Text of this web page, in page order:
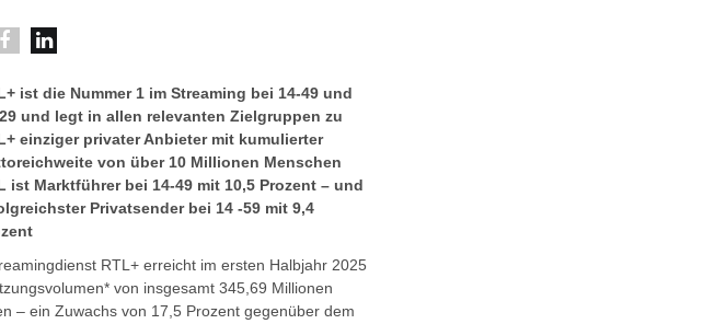
ist die Nummer 1 im Streaming bei 14-49 und
und legt in allen relevanten Zielgruppen zu
einziger privater Anbieter mit kumulierter
von über 10 Millionen Menschen
ist Marktführer bei 14-49 mit 10,5 Prozent – und
Privatsender bei 14 -59 mit 9,4
RTL+ erreicht im ersten Halbjahr 2025
von insgesamt 345,69 Millionen
– ein Zuwachs von 17,5 Prozent gegenüber dem